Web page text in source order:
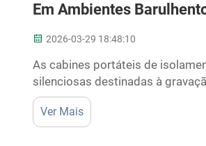
Em Ambientes
2026-03-29 18:48:10
As cabines portáteis de
silenciosas destinadas à
podem ser instalados em
A Cyspace produz essas
Ver Mais